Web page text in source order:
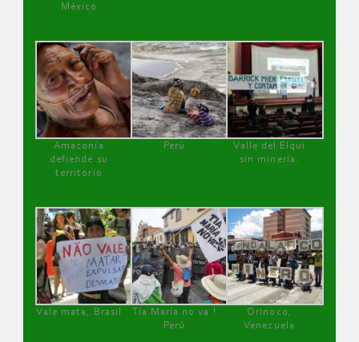
México
Amazonía
defiende su
territorio
Perú
Valle del Elqui
sin minería.
Vale mata, Brasil
Tía María no va !
Perú
Orinoco,
Venezuela